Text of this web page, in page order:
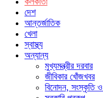
দেশ
আন্তর্জাতিক
খেলা
স্বাস্থ্য
অন্যান্য
মুখ্যমন্ত্রীর দরবার
জীবিকার খোঁজখবর
বিনোদন, সংস্কৃতি